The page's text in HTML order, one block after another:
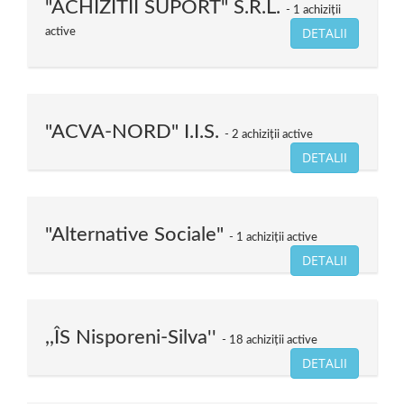
"ACHIZITII SUPORT" S.R.L.
1 achiziții
active
DETALII
"ACVA-NORD" I.I.S. 2 achiziții active
DETALII
"Alternative Sociale" 1 achiziții active
DETALII
,,ÎS Nisporeni-Silva'' 18 achiziții active
DETALII